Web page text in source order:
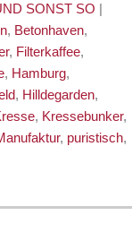
SONST SO |
, Betonhaven,
, Filterkaffee,
, Hamburg,
, Hilldegarden,
, Kressebunker,
, puristisch,